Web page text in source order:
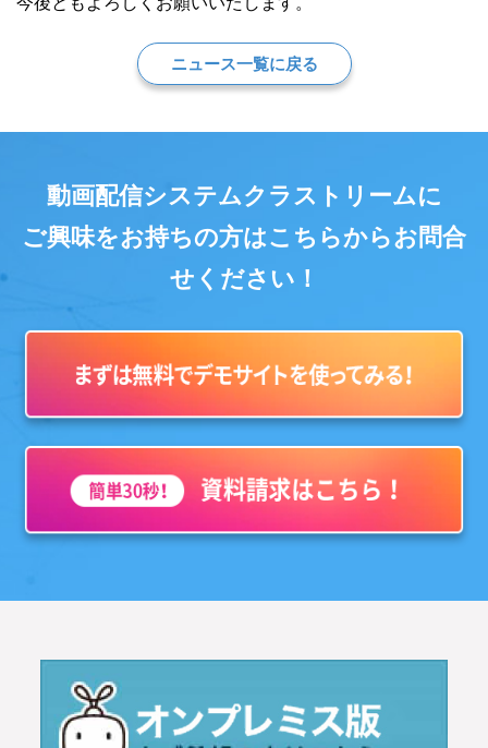
ニュース一覧に戻る
動画配信システムクラストリームに
ご興味をお持ちの方はこちらからお問合
せください！